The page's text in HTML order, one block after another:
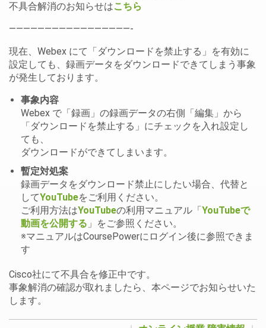
不具合解消のお知らせはこちら
—————————————————-
現在、Webex にて「ダウンロードを禁止する」を有効に
設定しても、録画データをダウンロードできてしまう事象
が発生しております。
事象内容
Webex で「録画」の録画データの右側「編集」から
「ダウンロードを禁止する」にチェックを入れ設定し
ても、
ダウンロードができてしまいます。
暫定対処案
録画データをダウンロード禁止にしたい場合、代替と
してYouTubeをご利用ください。
ご利用方法はYouTubeの利用マニュアル「 YouTubeで
動画を公開する 」をご参照ください。
※マニュアルはCoursePowerにログイン後に参照できま
す
Cisco社にて不具合を修正中です。
事象解消の確認が取れましたら、本ページでお知らせいた
します。